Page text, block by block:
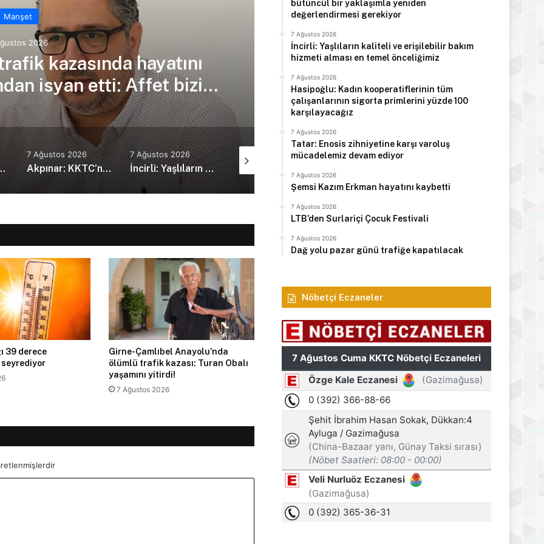
Manşet
2026
kazasında hayatını
isyan etti: Affet bizi
amca
7 Ağustos 2026
Türkiye Cumhurbaşkanı
Arabistan’da
Suudi Arabistan’da
7 Ağustos 2026
Akpınar: KKTC’nin güvenlik politikalarını bütüncül bir yaklaşımla yeniden değerlendirmesi gerekiyor
7 Ağustos 2026
İncirli: Yaşlıların kaliteli ve erişilebilir bakım hizmeti alması en temel önceliğimiz
7 Ağustos 2026 7 Ağustos 2026
39 derece
Girne-Çamlıbel Anayolu’nda
ölümlü trafik kazası: Turan Obalı
yaşamını yitirdi!
7 Ağustos 2026
bütüncül bir yaklaşımla yeniden
değerlendirmesi gerekiyor
7 Ağustos 2026
İncirli: Yaşlıların kaliteli ve erişilebilir bakım
hizmeti alması en temel önceliğimiz
7 Ağustos 2026
Hasipoğlu: Kadın kooperatiflerinin tüm
çalışanlarının sigorta primlerini yüzde 100
karşılayacağız
7 Ağustos 2026
Tatar: Enosis zihniyetine karşı varoluş
mücadelemiz devam ediyor
7 Ağustos 2026
Şemsi Kazım Erkman hayatını kaybetti
7 Ağustos 2026
LTB’den Surlariçi Çocuk Festivali
7 Ağustos 2026
Dağ yolu pazar günü trafiğe kapatılacak
Nöbetçi Eczaneler